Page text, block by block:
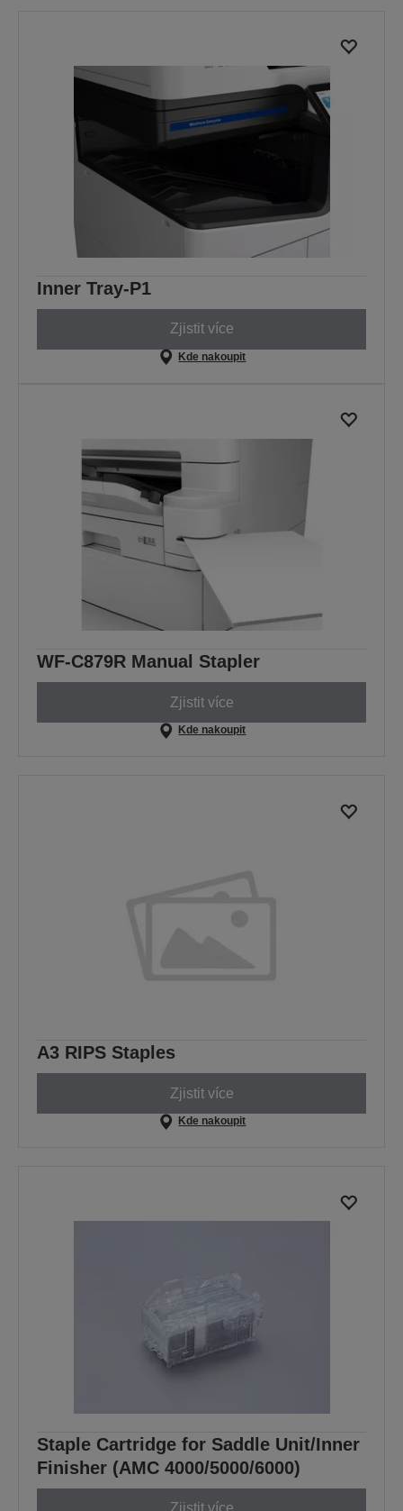
Inner Tray-P1
Zjistit více
Kde nakoupit
WF-C879R Manual Stapler
Zjistit více
Kde nakoupit
A3 RIPS Staples
Zjistit více
Kde nakoupit
Staple Cartridge for Saddle Unit/Inner
Finisher (AMC 4000/5000/6000)